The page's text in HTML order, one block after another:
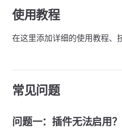
使用教程
在这里添加详细的使用教程、
常见问题
问题一：插件无法启用？